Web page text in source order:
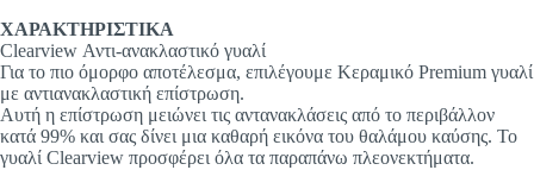
ΧΑΡΑΚΤΗΡΙΣΤΙΚΑ
Clearview Αντι-ανακλαστικό γυαλί
Για το πιο όμορφο αποτέλεσμα, επιλέγουμε Κεραμικό Premium γυαλί
με αντιανακλαστική επίστρωση.
Αυτή η επίστρωση μειώνει τις αντανακλάσεις από το περιβάλλον
κατά 99% και σας δίνει μια καθαρή εικόνα του θαλάμου καύσης. Το
γυαλί Clearview προσφέρει όλα τα παραπάνω πλεονεκτήματα.